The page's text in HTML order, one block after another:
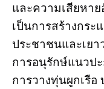
และความเสียหา
เป็นการสร้างกร
ประชาชนและเย
การอนุรักษ์แนวป
การวางทุ่นผูกเรือ